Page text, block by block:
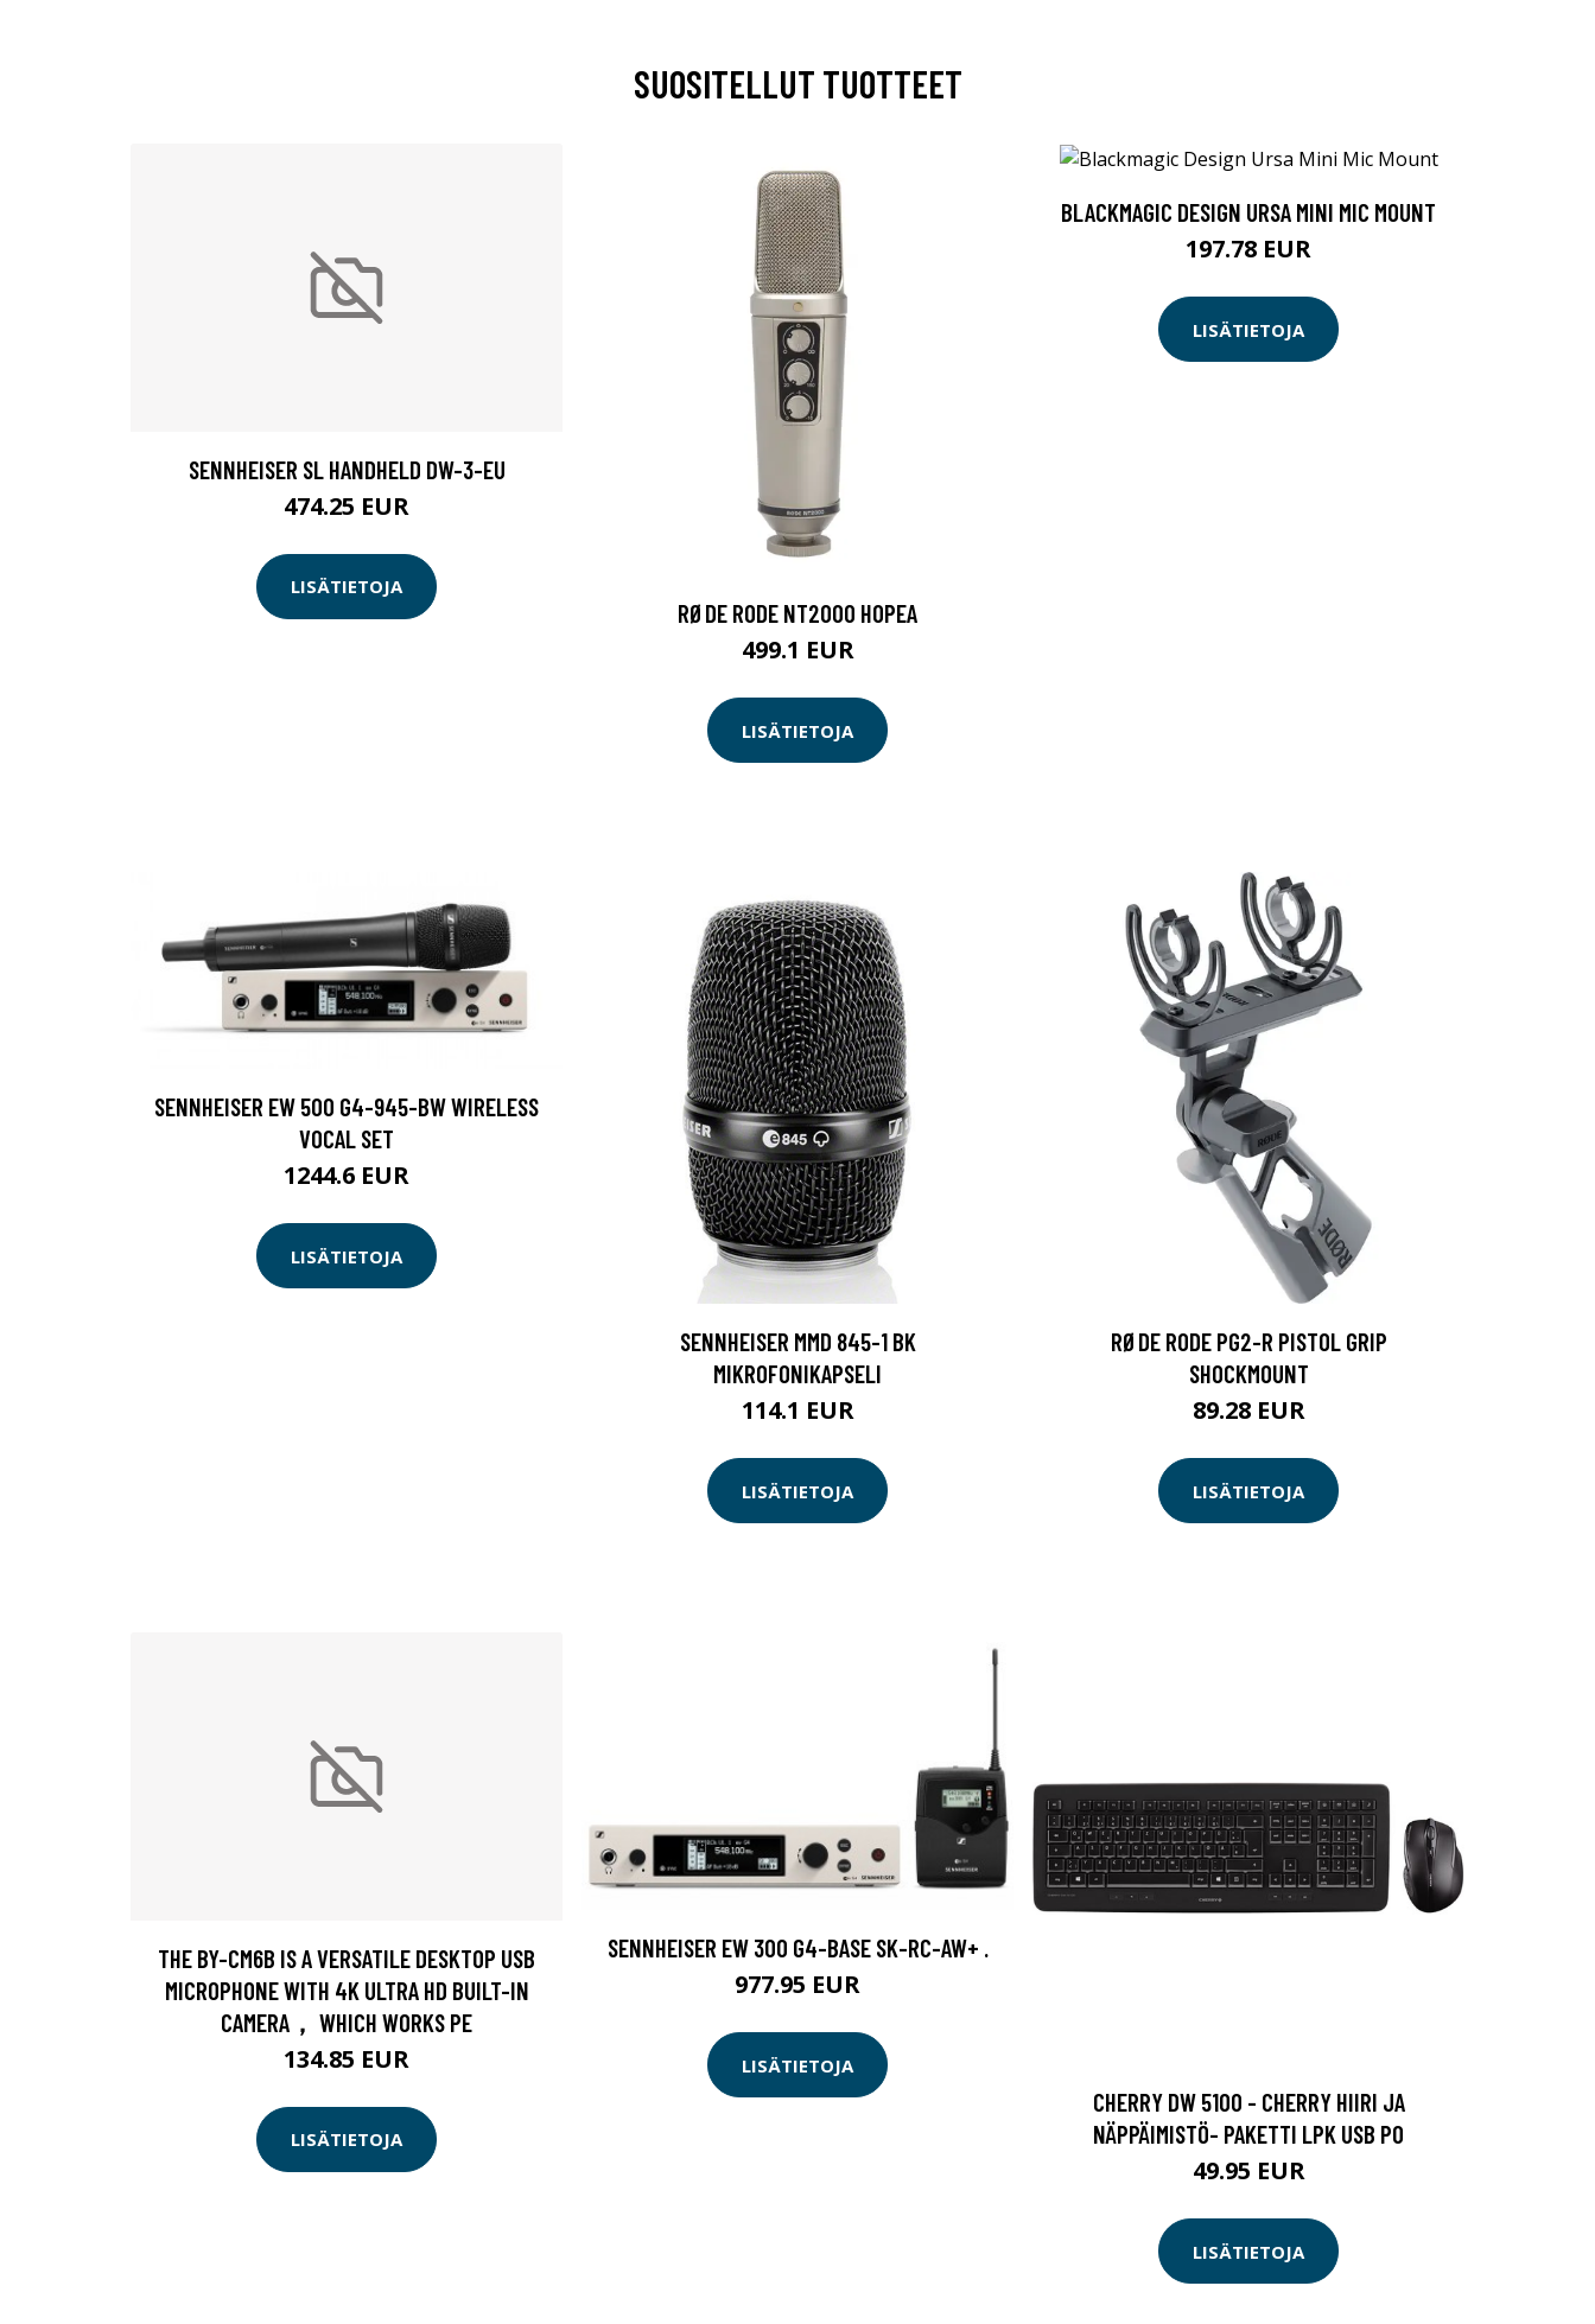
SUOSITELLUT TUOTTEET
SENNHEISER SL HANDHELD DW-3-EU
474.25 EUR
LISÄTIETOJA
RØDE RODE NT2000 HOPEA
499.1 EUR
LISÄTIETOJA
BLACKMAGIC DESIGN URSA MINI MIC MOUNT
197.78 EUR
LISÄTIETOJA
SENNHEISER EW 500 G4-945-BW WIRELESS
VOCAL SET
1244.6 EUR
LISÄTIETOJA
SENNHEISER MMD 845-1 BK
MIKROFONIKAPSELI
114.1 EUR
LISÄTIETOJA
RØDE RODE PG2-R PISTOL GRIP
SHOCKMOUNT
89.28 EUR
LISÄTIETOJA
THE BY-CM6B IS A VERSATILE DESKTOP USB
MICROPHONE WITH 4K ULTRA HD BUILT-IN
CAMERA， WHICH WORKS PE
134.85 EUR
LISÄTIETOJA
SENNHEISER EW 300 G4-BASE SK-RC-AW+ .
977.95 EUR
LISÄTIETOJA
CHERRY DW 5100 - CHERRY HIIRI JA
NÄPPÄIMISTÖ- PAKETTI LPK USB PO
49.95 EUR
LISÄTIETOJA